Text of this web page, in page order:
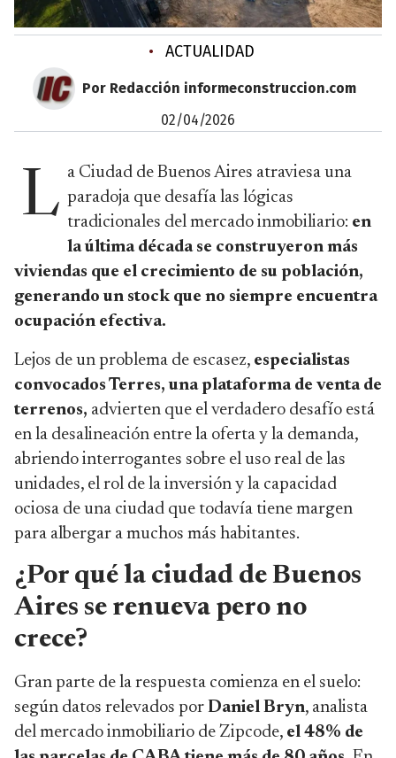
• ACTUALIDAD
Por Redacción informeconstruccion.com
02/04/2026
L a Ciudad de Buenos Aires atraviesa una
paradoja que desafía las lógicas
tradicionales del mercado inmobiliario: en
la última década se construyeron más
viviendas que el crecimiento de su población,
generando un stock que no siempre encuentra
ocupación efectiva.
Lejos de un problema de escasez, especialistas
convocados Terres, una plataforma de venta de
terrenos, advierten que el verdadero desafío está
en la desalineación entre la oferta y la demanda,
abriendo interrogantes sobre el uso real de las
unidades, el rol de la inversión y la capacidad
ociosa de una ciudad que todavía tiene margen
para albergar a muchos más habitantes.
¿Por qué la ciudad de Buenos
Aires se renueva pero no
crece?
Gran parte de la respuesta comienza en el suelo:
según datos relevados por Daniel Bryn, analista
del mercado inmobiliario de Zipcode, el 48% de